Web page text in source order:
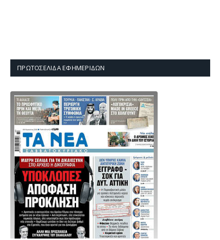
ΠΡΩΤΟΣΈΛΙΔΑ ΕΦΗΜΕΡΊΔΩΝ